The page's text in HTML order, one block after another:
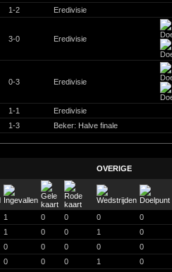
1-2 Eredivisie
3-0 Eredivisie
0-3 Eredivisie
1-1 Eredivisie
1-3 Beker: Halve finale
OVERIGE
1 0 0 0 0
1 0 0 1 0
0 0 0 0 0
0 0 0 1 0